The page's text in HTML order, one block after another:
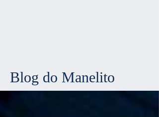
Blog do Manelito